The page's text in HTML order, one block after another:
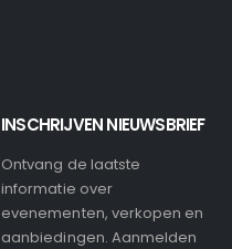
INSCHRIJVEN NIEUWSBRIEF
Ontvang de laatste
informatie over
evenementen, verkopen en
aanbiedingen. Aanmelden